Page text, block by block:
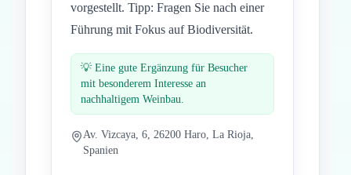
vorgestellt. Tipp: Fragen Sie nach einer
Führung mit Fokus auf Biodiversität.
💡 Eine gute Ergänzung für Besucher
mit besonderem Interesse an
nachhaltigem Weinbau.
Av. Vizcaya, 6, 26200 Haro, La Rioja,
Spanien